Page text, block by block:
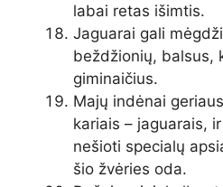
labai retas išimtis.
Jaguarai gali
beždžionių, balsus,
giminaičius.
Majų indėnai
kariais – jaguarais,
nešioti specialų
šio žvėries oda.